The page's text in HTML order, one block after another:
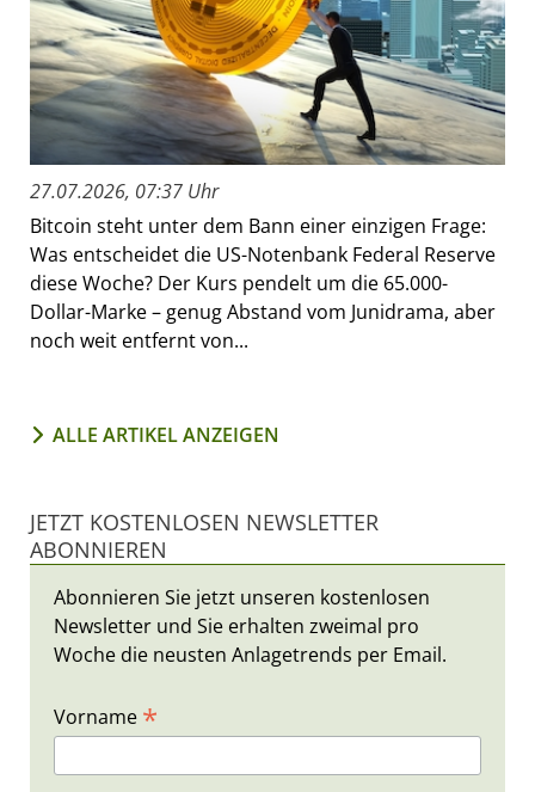
27.07.2026, 07:37 Uhr
Bitcoin steht unter dem Bann einer einzigen Frage:
Was entscheidet die US-Notenbank Federal Reserve
diese Woche? Der Kurs pendelt um die 65.000-
Dollar-Marke – genug Abstand vom Junidrama, aber
noch weit entfernt von...
ALLE ARTIKEL ANZEIGEN
JETZT KOSTENLOSEN NEWSLETTER
ABONNIEREN
Abonnieren Sie jetzt unseren kostenlosen
Newsletter und Sie erhalten zweimal pro
Woche die neusten Anlagetrends per Email.
Vorname *